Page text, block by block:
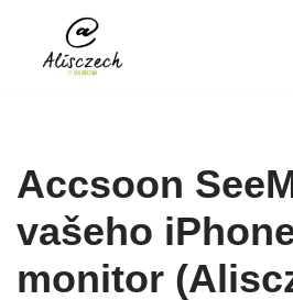
Přeskočit
Accsoon
vašeho
monitor